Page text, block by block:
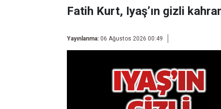
Fatih Kurt, Iyaş’ın gizli
Yayınlanma: 06 Ağustos 2026 00:49